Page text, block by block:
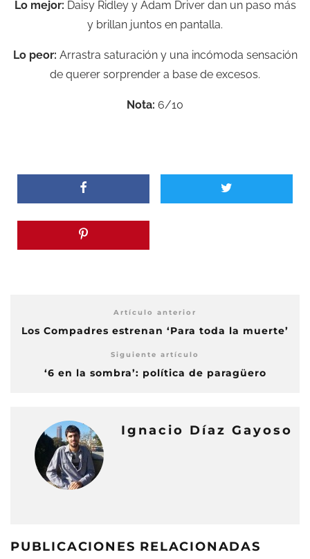
Lo mejor: Daisy Ridley y Adam Driver dan un paso más
y brillan juntos en pantalla.
Lo peor: Arrastra saturación y una incómoda sensación
de querer sorprender a base de excesos.
Nota: 6/10
Artículo anterior
Los Compadres estrenan ‘Para toda la muerte’
Siguiente artículo
‘6 en la sombra’: política de paragüero
Ignacio Díaz Gayoso
PUBLICACIONES RELACIONADAS